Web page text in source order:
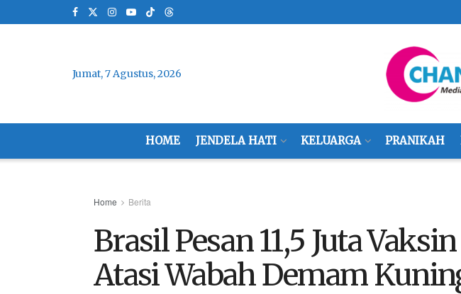
Jumat, 7 Agustus, 2026
HOME JENDELA HATI KELUARGA PRANIKAH
Home Berita
Brasil Pesan 11,5 Juta
Atasi Wabah Demam